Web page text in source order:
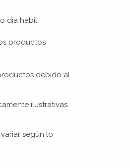
día hábil.
productos
debido al
ilustrativas
según lo